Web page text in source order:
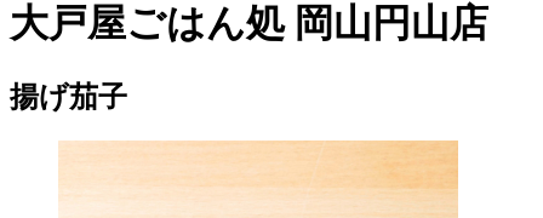
大戸屋ごはん処 岡山円山店
揚げ茄子